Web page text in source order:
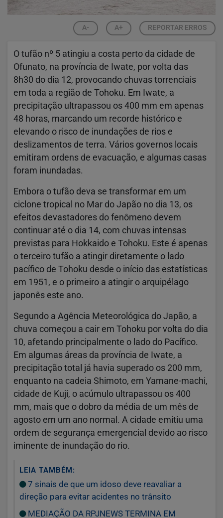
A- A+ REPORTAR ERROS
O tufão nº 5 atingiu a costa perto da cidade de
Ofunato, na província de Iwate, por volta das
8h30 do dia 12, provocando chuvas torrenciais
em toda a região de Tohoku. Em Iwate, a
precipitação ultrapassou os 400 mm em apenas
48 horas, marcando um recorde histórico e
elevando o risco de inundações de rios e
deslizamentos de terra. Vários governos locais
emitiram ordens de evacuação, e algumas casas
foram inundadas.
Embora o tufão deva se transformar em um
ciclone tropical no Mar do Japão no dia 13, os
efeitos devastadores do fenômeno devem
continuar até o dia 14, com chuvas intensas
previstas para Hokkaido e Tohoku. Este é apenas
o terceiro tufão a atingir diretamente o lado
pacífico de Tohoku desde o início das estatísticas
em 1951, e o primeiro a atingir o arquipélago
japonês este ano.
Segundo a Agência Meteorológica do Japão, a
chuva começou a cair em Tohoku por volta do dia
10, afetando principalmente o lado do Pacífico.
Em algumas áreas da província de Iwate, a
precipitação total já havia superado os 200 mm,
enquanto na cadeia Shimoto, em Yamane-machi,
cidade de Kuji, o acúmulo ultrapassou os 400
mm, mais que o dobro da média de um mês de
agosto em um ano normal. A cidade emitiu uma
ordem de segurança emergencial devido ao risco
iminente de inundação do rio.
LEIA TAMBÉM:
7 sinais de que um idoso deve reavaliar a
direção para evitar acidentes no trânsito
MEDIAÇÃO DA RPJNEWS TERMINA EM